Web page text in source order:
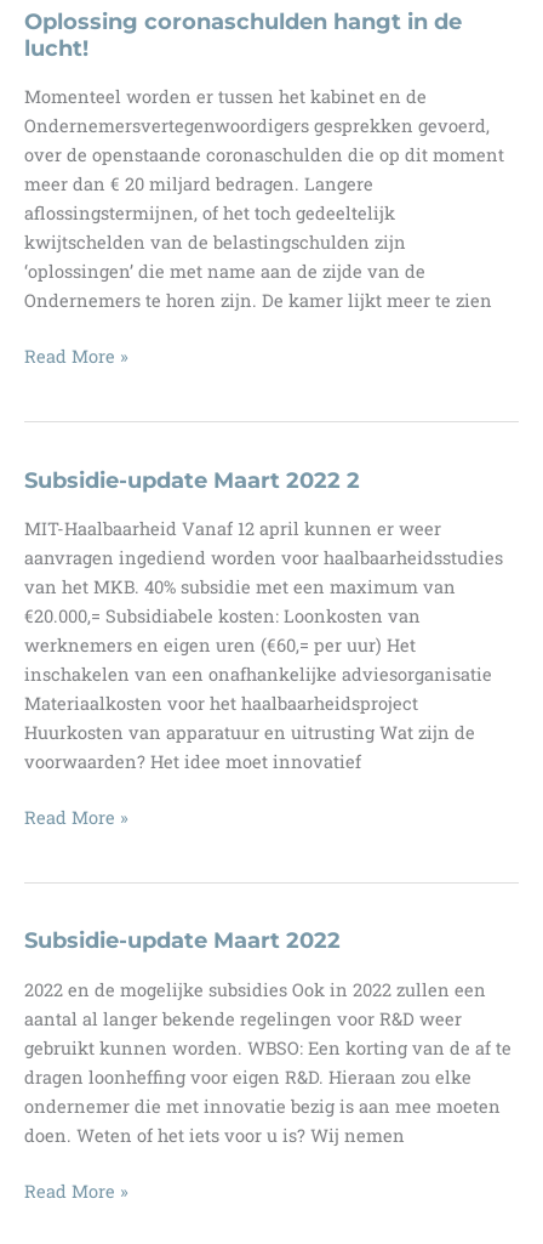
Waarom
zou
dat
nu
al
doen?
Oplossing coronaschulden hangt in de
lucht!
Momenteel worden er tussen het kabinet en de
Ondernemersvertegenwoordigers gesprekken gevoerd,
over de openstaande coronaschulden die op dit moment
meer dan € 20 miljard bedragen. Langere
aflossingstermijnen, of het toch gedeeltelijk
kwijtschelden van de belastingschulden zijn
‘oplossingen’ die met name aan de zijde van de
Ondernemers te horen zijn. De kamer lijkt meer te zien
Oplossing
de
Read More »
Subsidie-update Maart 2022 2
MIT-Haalbaarheid Vanaf 12 april kunnen er weer
aanvragen ingediend worden voor haalbaarheidsstudies
van het MKB. 40% subsidie met een maximum van
€20.000,= Subsidiabele kosten: Loonkosten van
werknemers en eigen uren (€60,= per uur) Het
inschakelen van een onafhankelijke adviesorganisatie
Materiaalkosten voor het haalbaarheidsproject
Huurkosten van apparatuur en uitrusting Wat zijn de
voorwaarden? Het idee moet innovatief
Subsidie-
2
Read More »
Subsidie-update Maart 2022
2022 en de mogelijke subsidies Ook in 2022 zullen een
aantal al langer bekende regelingen voor R&D weer
gebruikt kunnen worden. WBSO: Een korting van de af te
dragen loonheffing voor eigen R&D. Hieraan zou elke
ondernemer die met innovatie bezig is aan mee moeten
doen. Weten of het iets voor u is? Wij nemen
Subsidie-
Read More »